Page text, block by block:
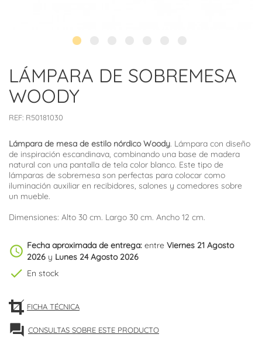
LÁMPARA DE SOBREMESA
WOODY
REF: R50181030
Lámpara de mesa de estilo nórdico Woody. Lámpara con diseño
de inspiración escandinava, combinando una base de madera
natural con una pantalla de tela color blanco. Este tipo de
lámparas de sobremesa son perfectas para colocar como
iluminación auxiliar en recibidores, salones y comedores sobre
un mueble.
Dimensiones: Alto 30 cm. Largo 30 cm. Ancho 12 cm.
schedule Fecha aproximada de entrega: entre Viernes 21 Agosto
2026 y Lunes 24 Agosto 2026
check En stock
FICHA TÉCNICA
forum CONSULTAS SOBRE ESTE PRODUCTO